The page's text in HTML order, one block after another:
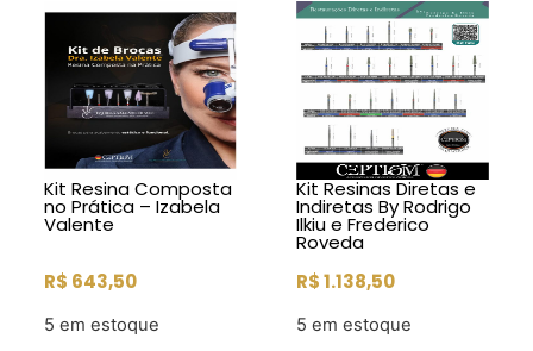
Kit Resina Composta
no Prática – Izabela
Valente
R$ 643,50
5 em estoque
Kit Resinas Diretas e
Indiretas By Rodrigo
Ilkiu e Frederico
Roveda
R$1.138,50
5 em estoque